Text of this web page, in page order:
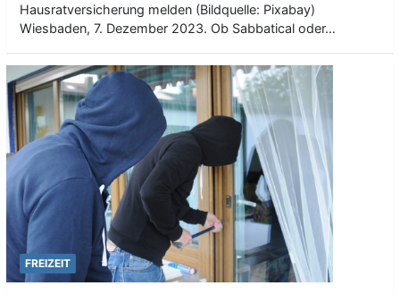
Hausratversicherung melden (Bildquelle: Pixabay)
Wiesbaden, 7. Dezember 2023. Ob Sabbatical oder…
FREIZEIT